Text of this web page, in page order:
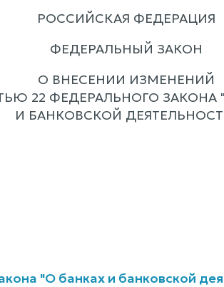
РОССИЙСКАЯ ФЕДЕРАЦИЯ
ФЕДЕРАЛЬНЫЙ ЗАКОН
О ВНЕСЕНИИ ИЗМЕНЕНИЙ
22 ФЕДЕРАЛЬНОГО ЗАКОНА
И БАНКОВСКОЙ
"О банках и банковской